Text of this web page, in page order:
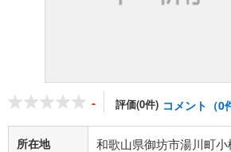
- 評価(0件) コメント（0
所在地 和歌山県御坊市湯川町小